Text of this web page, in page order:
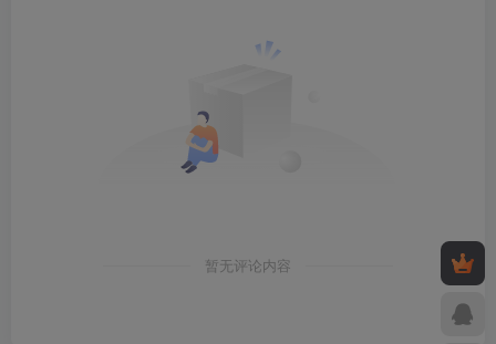
暂无评论内容